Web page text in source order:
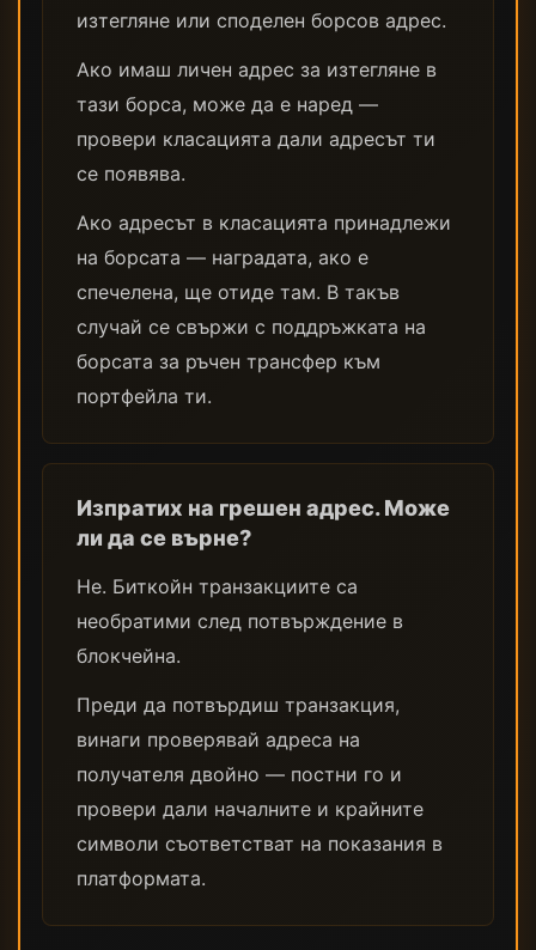
изтегляне или споделен борсов адрес.
Ако имаш личен адрес за изтегляне в
тази борса, може да е наред —
провери класацията дали адресът ти
се появява.
Ако адресът в класацията принадлежи
на борсата — наградата, ако е
спечелена, ще отиде там. В такъв
случай се свържи с поддръжката на
борсата за ръчен трансфер към
портфейла ти.
Изпратих на грешен адрес. Може
ли да се върне?
Не. Биткойн транзакциите са
необратими след потвърждение в
блокчейна.
Преди да потвърдиш транзакция,
винаги проверявай адреса на
получателя двойно — постни го и
провери дали началните и крайните
символи съответстват на показания в
платформата.